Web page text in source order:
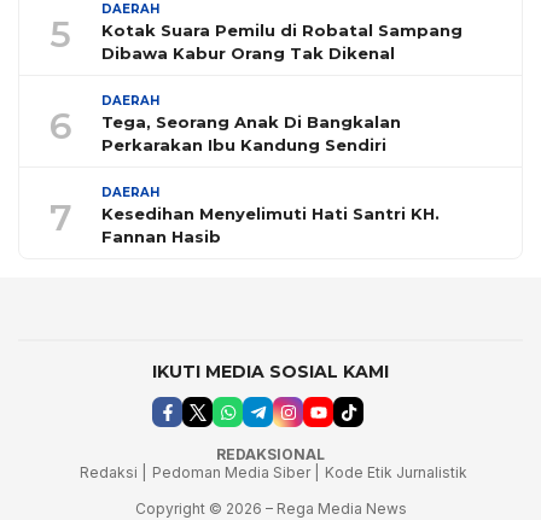
5
DAERAH
Kotak Suara Pemilu di Robatal Sampang
Dibawa Kabur Orang Tak Dikenal
6
DAERAH
Tega, Seorang Anak Di Bangkalan
Perkarakan Ibu Kandung Sendiri
7
DAERAH
Kesedihan Menyelimuti Hati Santri KH.
Fannan Hasib
IKUTI MEDIA SOSIAL KAMI
REDAKSIONAL
Redaksi |
Pedoman Media Siber |
Kode Etik Jurnalistik
Copyright © 2026 – Rega Media News